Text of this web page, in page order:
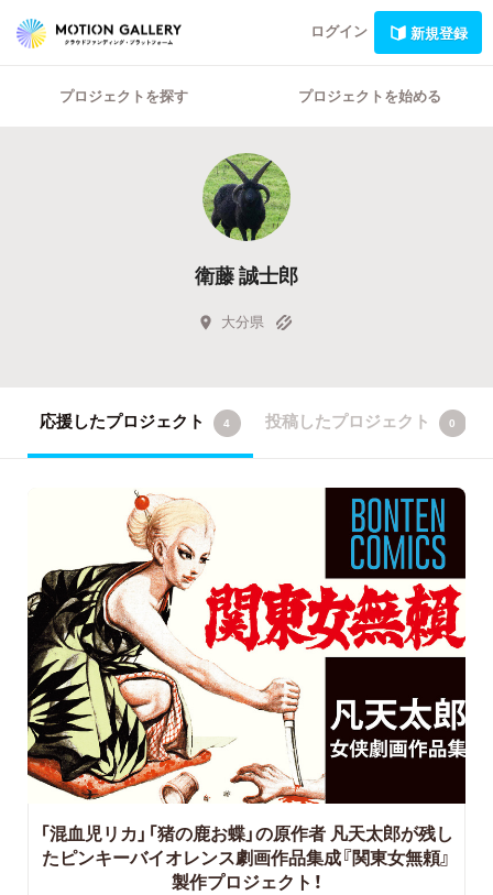
ログイン 新規登録
プロジェクトを探す プロジェクトを始める
衛藤 誠士郎
大分県
応援したプロジェクト 4 投稿したプロジェクト 0
「混血児リカ」「猪の鹿お蝶」の原作者 凡天太郎が残し
たピンキーバイオレンス劇画作品集成『関東女無頼』
製作プロジェクト！